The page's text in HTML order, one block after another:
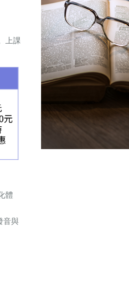
上課
體
音與